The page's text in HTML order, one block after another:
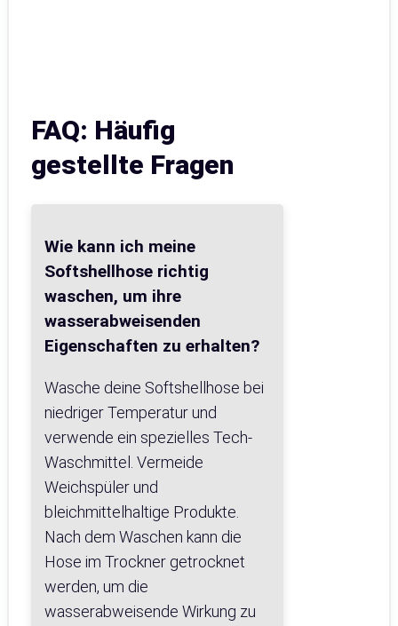
FAQ: Häufig
gestellte Fragen
Wie kann ich meine
Softshellhose richtig
waschen, um ihre
wasserabweisenden
Eigenschaften zu erhalten?
Wasche deine Softshellhose bei
niedriger Temperatur und
verwende ein spezielles Tech-
Waschmittel. Vermeide
Weichspüler und
bleichmittelhaltige Produkte.
Nach dem Waschen kann die
Hose im Trockner getrocknet
werden, um die
wasserabweisende Wirkung zu